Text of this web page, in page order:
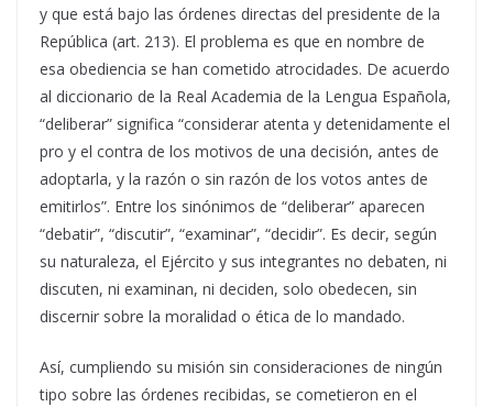
y que está bajo las órdenes directas del presidente de la
República (art. 213). El problema es que en nombre de
esa obediencia se han cometido atrocidades. De acuerdo
al diccionario de la Real Academia de la Lengua Española,
“deliberar” significa “considerar atenta y detenidamente el
pro y el contra de los motivos de una decisión, antes de
adoptarla, y la razón o sin razón de los votos antes de
emitirlos”. Entre los sinónimos de “deliberar” aparecen
“debatir”, “discutir”, “examinar”, “decidir”. Es decir, según
su naturaleza, el Ejército y sus integrantes no debaten, ni
discuten, ni examinan, ni deciden, solo obedecen, sin
discernir sobre la moralidad o ética de lo mandado.
Así, cumpliendo su misión sin consideraciones de ningún
tipo sobre las órdenes recibidas, se cometieron en el